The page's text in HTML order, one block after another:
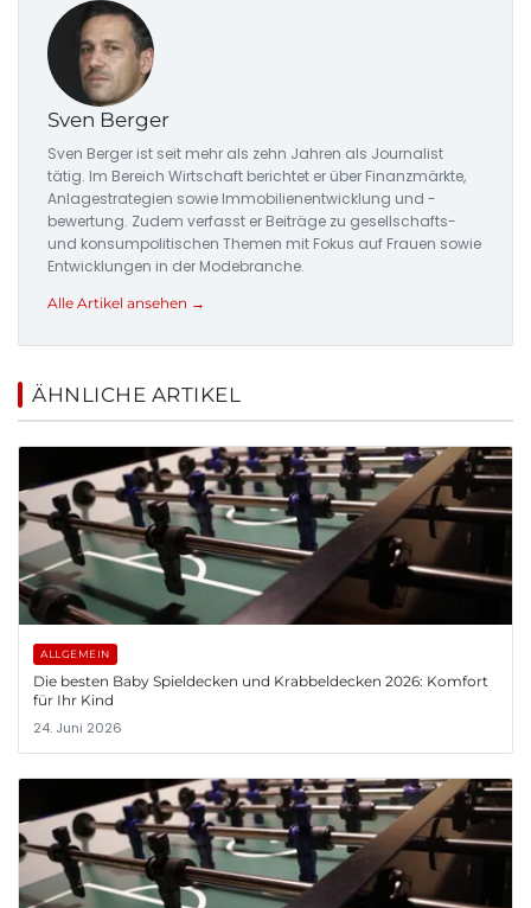
Sven Berger
Sven Berger ist seit mehr als zehn Jahren als Journalist
tätig. Im Bereich Wirtschaft berichtet er über Finanzmärkte,
Anlagestrategien sowie Immobilienentwicklung und -
bewertung. Zudem verfasst er Beiträge zu gesellschafts-
und konsumpolitischen Themen mit Fokus auf Frauen sowie
Entwicklungen in der Modebranche.
Alle Artikel ansehen →
ÄHNLICHE ARTIKEL
ALLGEMEIN
Die besten Baby Spieldecken und Krabbeldecken 2026: Komfort
für Ihr Kind
24. Juni 2026